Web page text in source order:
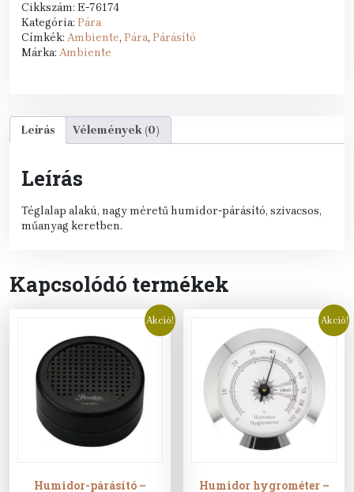
Cikkszám: E-76174
Kategória: Pára
Címkék: Ambiente, Pára, Párásító
Márka: Ambiente
Leírás Vélemények (0)
Leírás
Téglalap alakú, nagy méretű humidor-párásító, szivacsos,
műanyag keretben.
Kapcsolódó termékek
Akció!
Humidor-párásító –
Akció!
Humidor hygrométer –